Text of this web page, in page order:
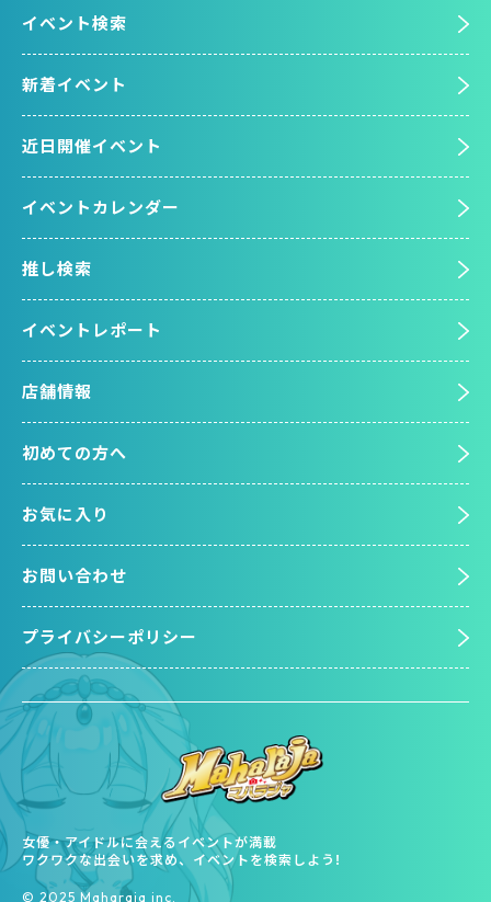
女優・アイドルに会えるイベントが満載
ワクワクな出会いを求め、イベントを検索しよう!
©︎ 2025 Maharaja inc.
イベント検索
新着イベント
近日開催イベント
イベントカレンダー
推し検索
イベントレポート
店舗情報
初めての方へ
お気に入り
お問い合わせ
プライバシーポリシー